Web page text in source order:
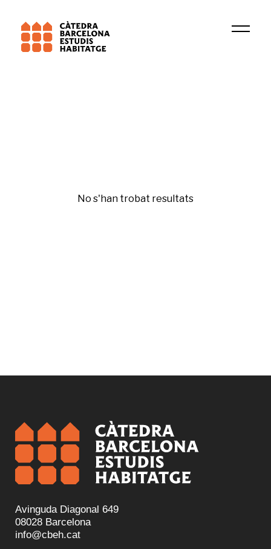
No s'han trobat resultats
Avinguda Diagonal 649
08028 Barcelona
info@cbeh.cat